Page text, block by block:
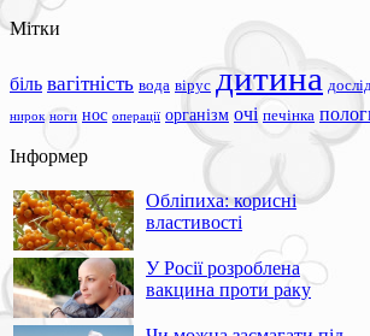
Мітки
біль вагітність вода вірус дитина
нирок ноги нос операції організм очі печінка
Інформер
Обліпиха: корисні
властивості
У Росії розроблена
вакцина проти раку